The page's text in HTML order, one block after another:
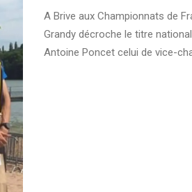
A Brive aux Championnats de
Grandy décroche le titre
Antoine Poncet celui de vice-